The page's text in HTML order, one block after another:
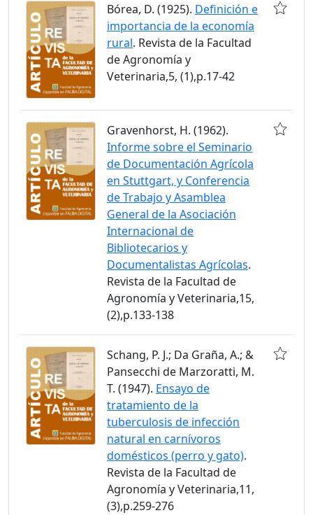
Bórea, D. (1925). Definición e
importancia de la economía
rural. Revista de la Facultad
de Agronomía y
Veterinaria,5, (1),p.17-42
Gravenhorst, H. (1962).
Informe sobre el Seminario
de Documentación Agrícola
en Stuttgart, y Conferencia
de Trabajo y Asamblea
General de la Asociación
Internacional de
Bibliotecarios y
Documentalistas Agrícolas.
Revista de la Facultad de
Agronomía y Veterinaria,15,
(2),p.133-138
Schang, P. J.; Da Graña, A.; &
Pansecchi de Marzoratti, M.
T. (1947). Ensayo de
tratamiento de la
tuberculosis de infección
natural en carnívoros
domésticos (perro y gato).
Revista de la Facultad de
Agronomía y Veterinaria,11,
(3),p.259-276